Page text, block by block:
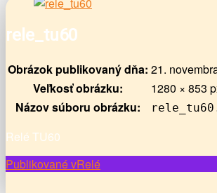
rele_tu60
Obrázok publikovaný dňa: 21.
Veľkosť obrázku:
1280 × 853
Názov súboru obrázku:
Relé TU60
Navigácia
Publikované vRelé